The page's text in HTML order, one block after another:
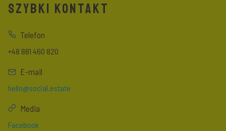
SZYBKI KONTAKT
Telefon
+48 881 460 820
E-mail
hello@social.estate
Media
Facebook